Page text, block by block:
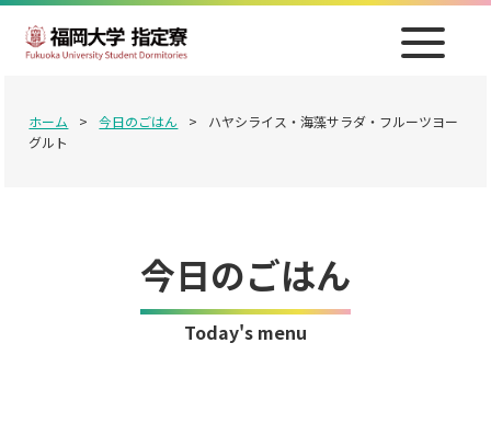
ホーム > 今日のごはん >
ハヤシライス・海藻サラダ・フルーツヨー
グルト
今日のごはん
Today's menu